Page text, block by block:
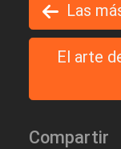
Las
El arte
Compartir